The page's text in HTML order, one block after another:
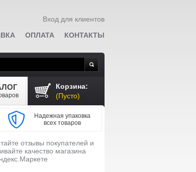
Вход для клиентов
Корзина:
(Пусто)
ОПЛАТА КОНТАКТЫ
Надежная упаковка
всех товаров